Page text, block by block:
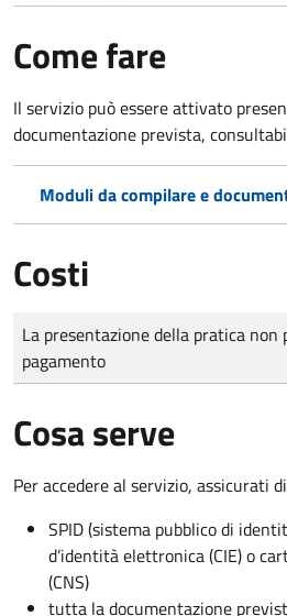
Come fare
Il servizio può essere attivato
documentazione prevista,
Moduli da compilare e
Costi
Tipo di pagamento
Importo
La presentazione della pratica non
pagamento
Cosa serve
Per accedere al servizio, assicurati
SPID (sistema pubblico di
d’identità elettronica (CIE) o
(CNS)
tutta la documentazione